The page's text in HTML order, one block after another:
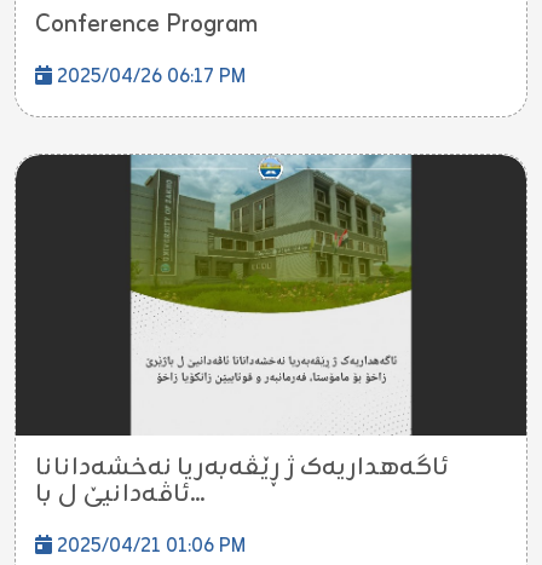
Conference Program
2025/04/26 06:17 PM
ئاگەهداریەک ژ ڕێڤەبەریا نەخشەدانانا
ئاڤەدانیێ ل با...
2025/04/21 01:06 PM